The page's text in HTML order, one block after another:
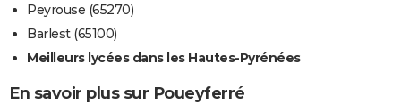
Peyrouse (65270)
Barlest (65100)
Meilleurs lycées dans les Hautes-Pyrénées
En savoir plus sur Poueyferré